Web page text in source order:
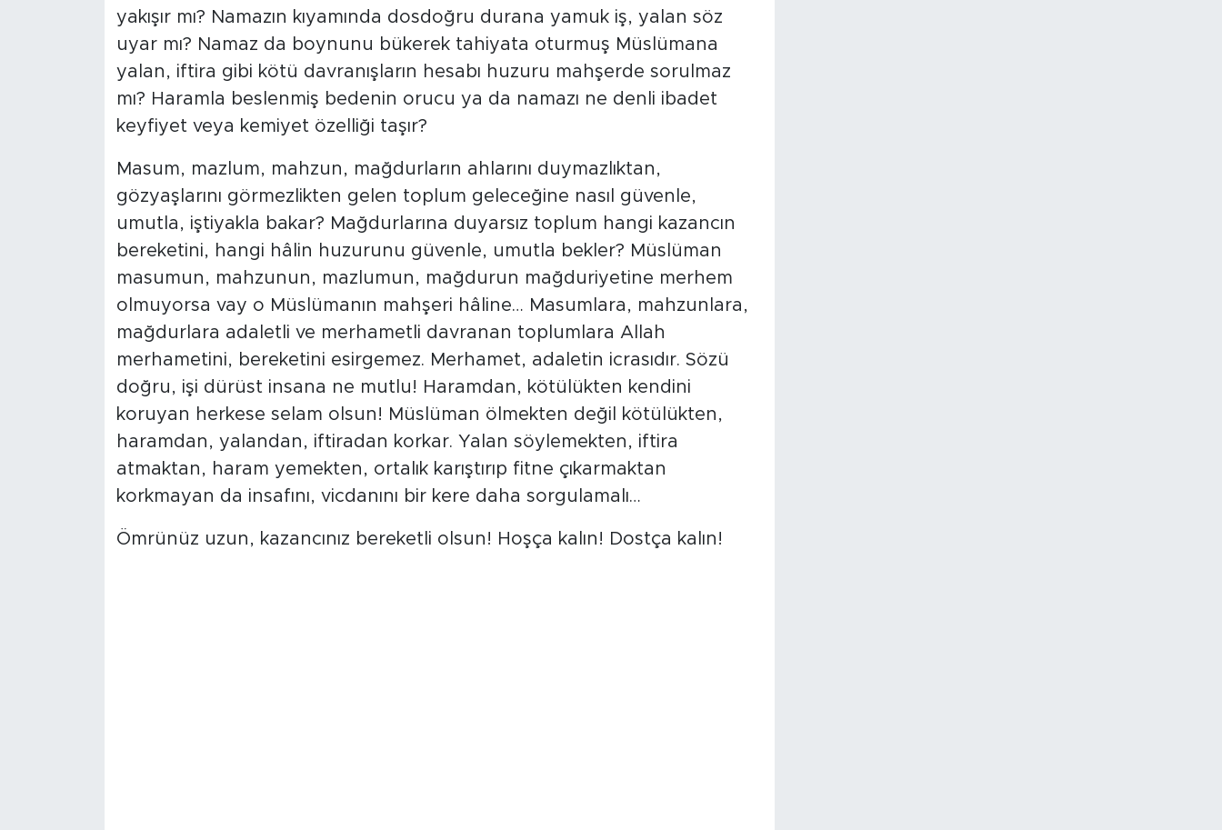
yakışır mı? Namazın kıyamında dosdoğru durana yamuk iş, yalan söz
uyar mı? Namaz da boynunu bükerek tahiyata oturmuş Müslümana
yalan, iftira gibi kötü davranışların hesabı huzuru mahşerde sorulmaz
mı? Haramla beslenmiş bedenin orucu ya da namazı ne denli ibadet
keyfiyet veya kemiyet özelliği taşır?
Masum, mazlum, mahzun, mağdurların ahlarını duymazlıktan,
gözyaşlarını görmezlikten gelen toplum geleceğine nasıl güvenle,
umutla, iştiyakla bakar? Mağdurlarına duyarsız toplum hangi kazancın
bereketini, hangi hâlin huzurunu güvenle, umutla bekler? Müslüman
masumun, mahzunun, mazlumun, mağdurun mağduriyetine merhem
olmuyorsa vay o Müslümanın mahşeri hâline… Masumlara, mahzunlara,
mağdurlara adaletli ve merhametli davranan toplumlara Allah
merhametini, bereketini esirgemez. Merhamet, adaletin icrasıdır. Sözü
doğru, işi dürüst insana ne mutlu! Haramdan, kötülükten kendini
koruyan herkese selam olsun! Müslüman ölmekten değil kötülükten,
haramdan, yalandan, iftiradan korkar. Yalan söylemekten, iftira
atmaktan, haram yemekten, ortalık karıştırıp fitne çıkarmaktan
korkmayan da insafını, vicdanını bir kere daha sorgulamalı…
Ömrünüz uzun, kazancınız bereketli olsun! Hoşça kalın! Dostça kalın!